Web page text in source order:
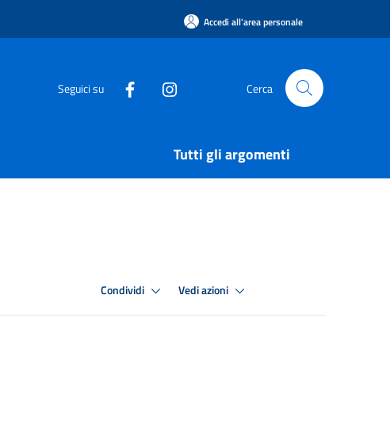
Accedi all'area personale
Seguici su Cerca
Tutti gli argomenti
Condividi Vedi azioni